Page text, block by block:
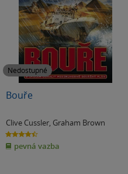
Nedostupné
Bouře
Clive Cussler, Graham Brown
4.5
z
5
hvězdiček
pevná vazba